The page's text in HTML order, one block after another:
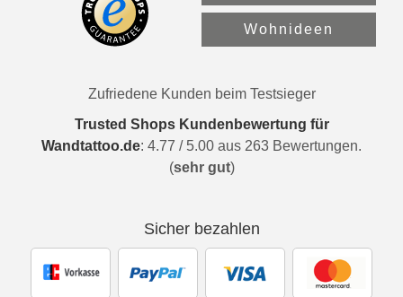
Wohnideen
Zufriedene Kunden beim Testsieger
Trusted Shops Kundenbewertung für
Wandtattoo.de: 4.77 / 5.00 aus 263 Bewertungen.
(sehr gut)
Sicher bezahlen